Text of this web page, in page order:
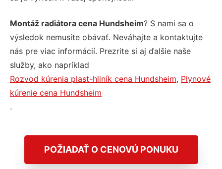
Montáž radiátora cena Hundsheim? S nami sa o
výsledok nemusíte obávať. Neváhajte a kontaktujte
nás pre viac informácií. Prezrite si aj ďalšie naše
služby, ako napríklad
Rozvod kúrenia plast-hliník cena Hundsheim, Plynové
kúrenie cena Hundsheim
.
POŽIADAŤ O CENOVÚ PONUKU